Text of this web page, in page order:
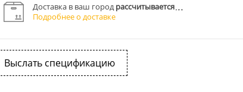
Доставка в ваш городрассчитывается
Подробнее о доставке
Выслать спецификацию